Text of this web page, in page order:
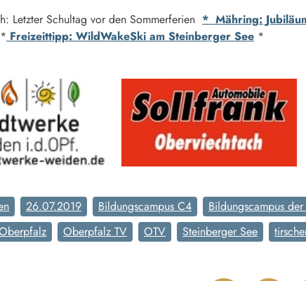
Letzter Schultag vor den Sommerferien * Mähring:
* Freizeittipp: WildWakeSki am Steinberger See *
26.07.2019 Bildungscampus C4 Bildungscampus
Oberpfalz TV OTV Steinberger See